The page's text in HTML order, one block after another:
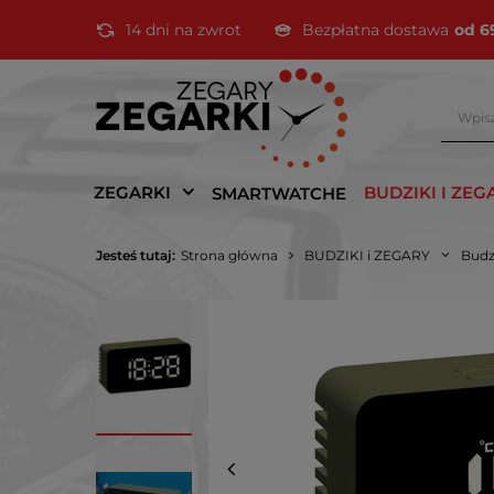
14 dni na zwrot Bezpłatna dostawa od
ZEGARKI SMARTWATCHE BUDZIKI I
Jesteś tutaj: Strona główna BUDZIKI i ZEGARY